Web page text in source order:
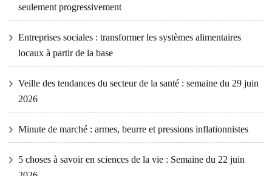
seulement progressivement
Entreprises sociales : transformer les systèmes alimentaires
locaux à partir de la base
Veille des tendances du secteur de la santé : semaine du 29 juin
2026
Minute de marché : armes, beurre et pressions inflationnistes
5 choses à savoir en sciences de la vie : Semaine du 22 juin